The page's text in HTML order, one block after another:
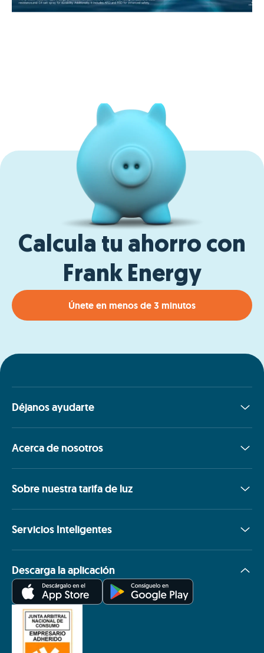
Calcula tu ahorro con
Frank Energy
Únete en menos de 3 minutos
Déjanos ayudarte
Acerca de nosotros
Sobre nuestra tarifa de luz
Servicios Inteligentes
Descarga la aplicación